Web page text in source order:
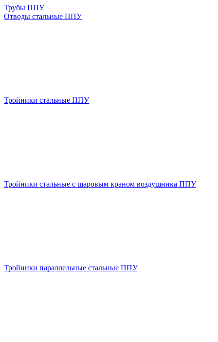
Трубы ППУ
Отводы стальные ППУ
Тройники стальные ППУ
Тройники стальные с шаровым краном воздушника ППУ
Тройники параллельные стальные ППУ